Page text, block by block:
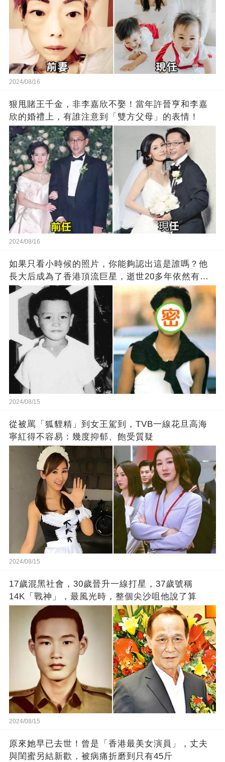
2024/08/16
狠甩賭王千金，非李嘉欣不娶！當年許晉亨和李嘉
欣的婚禮上，有誰注意到「雙方父母」的表情！
2024/08/16
如果只看小時候的照片，你能夠認出這是誰嗎？他
長大后成為了香港頂流巨星，逝世20多年依然有千
萬粉絲紀念他！
2024/08/15
從被罵「狐貍精」到女王駕到，TVB一線花旦高海
寧紅得不容易：幾度抑郁、飽受質疑
2024/08/15
17歲混黑社會，30歲晉升一線打星，37歲號稱
14K「戰神」，最風光時，整個尖沙咀他說了算
2024/08/15
原來她早已去世！曾是「香港最美女演員」，丈夫
與閨蜜另結新歡，被病痛折磨到只有45斤